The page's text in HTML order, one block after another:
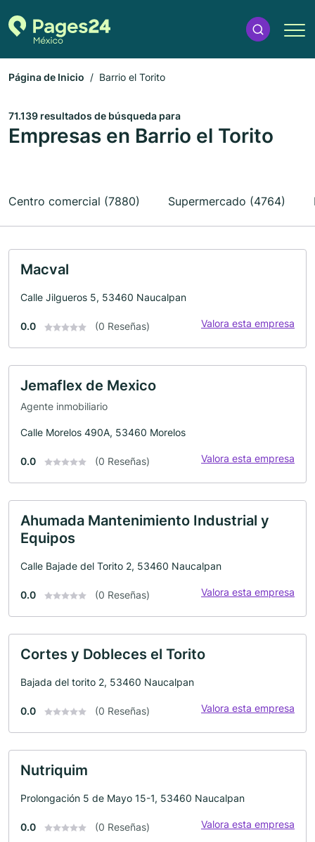
Página de Inicio Barrio el Torito
71.139 resultados de búsqueda para
Empresas en Barrio el Torito
Centro comercial (7880) Supermercado (4764)
Macval
Calle Jilgueros 5, 53460 Naucalpan
0.0 (0 Reseñas) Valora esta empresa
Jemaflex de Mexico
Agente inmobiliario
Calle Morelos 490A, 53460 Morelos
0.0 (0 Reseñas) Valora esta empresa
Ahumada Mantenimiento Industrial y
Equipos
Calle Bajade del Torito 2, 53460 Naucalpan
0.0 (0 Reseñas) Valora esta empresa
Cortes y Dobleces el Torito
Bajada del torito 2, 53460 Naucalpan
0.0 (0 Reseñas) Valora esta empresa
Nutriquim
Prolongación 5 de Mayo 15-1, 53460 Naucalpan
0.0 (0 Reseñas) Valora esta empresa